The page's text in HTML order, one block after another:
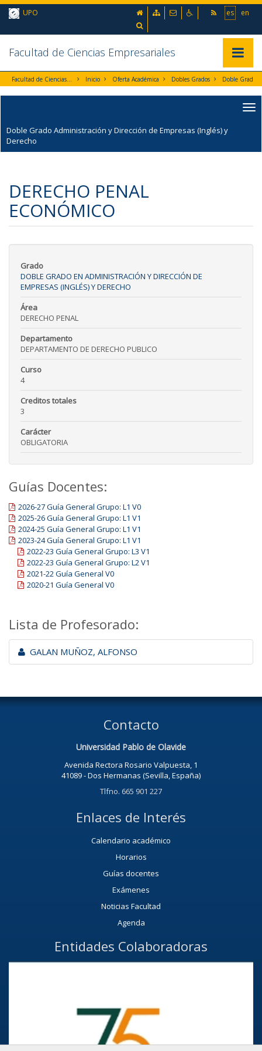
Ir al contenido principal de la página (alt + s)
Ir a la cabecera de la página (alt + c)
Ir al menú principal (alt + u)
es en
UPO inicio Mapa webContactoAccesibilidad
Facultad de Ciencias Empresariales
Facultad de Ciencias Empresariales Inicio Oferta Académica Dobles Grados
Doble Grado Administración y Dirección de Empresas (Inglés) y
Derecho
DERECHO PENAL
ECONÓMICO
Grado
DOBLE GRADO EN ADMINISTRACIÓN Y DIRECCIÓN DE
EMPRESAS (INGLÉS) Y DERECHO
Área
DERECHO PENAL
Departamento
DEPARTAMENTO DE DERECHO PUBLICO
Curso
4
Creditos totales
3
Carácter
OBLIGATORIA
Guías Docentes:
2026-27 Guía General Grupo: L1 V0
2025-26 Guía General Grupo: L1 V1
2024-25 Guía General Grupo: L1 V1
2023-24 Guía General Grupo: L1 V1
2022-23 Guía General Grupo: L3 V1
2022-23 Guía General Grupo: L2 V1
2021-22 Guía General V0
2020-21 Guía General V0
Lista de Profesorado:
GALAN MUÑOZ, ALFONSO
Contacto
Universidad Pablo de Olavide
Avenida Rectora Rosario Valpuesta, 1
41089 - Dos Hermanas (Sevilla, España)
Tlfno. 665 901 227
Enlaces de Interés
Calendario académico
Horarios
Guías docentes
Exámenes
Noticias Facultad
Agenda
Entidades Colaboradoras